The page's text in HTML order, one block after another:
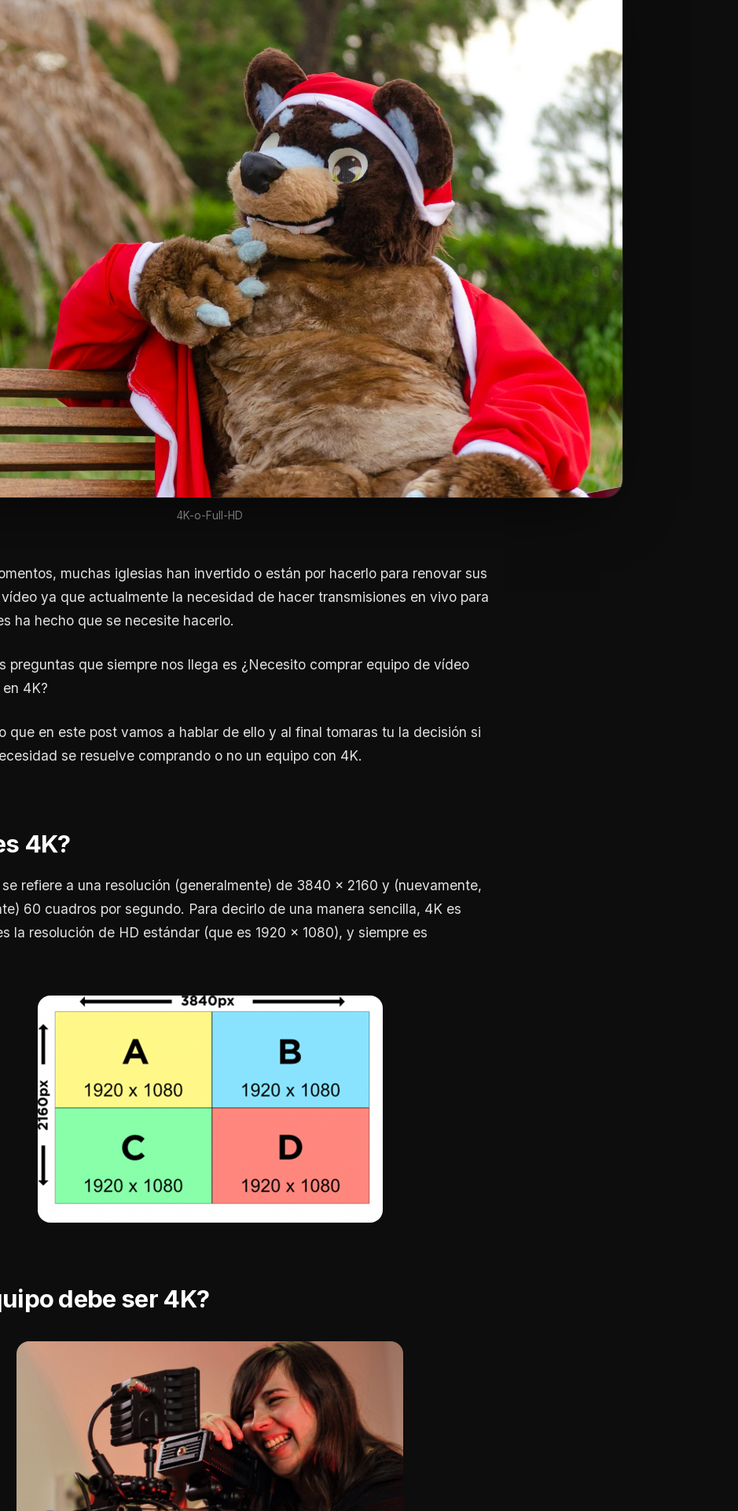
4K-o-Full-HD
muchas iglesias han invertido o están por hacerlo para renovar sus
ya que actualmente la necesidad de hacer transmisiones en vivo para
ha hecho que se necesite hacerlo.
preguntas que siempre nos llega es ¿Necesito comprar equipo de vídeo
4K?
que en este post vamos a hablar de ello y al final tomaras tu la decisión si
se resuelve comprando o no un equipo con 4K.
4K?
refiere a una resolución (generalmente) de 3840 x 2160 y (nuevamente,
60 cuadros por segundo. Para decirlo de una manera sencilla, 4K es
la resolución de HD estándar (que es 1920 x 1080), y siempre es
debe ser 4K?